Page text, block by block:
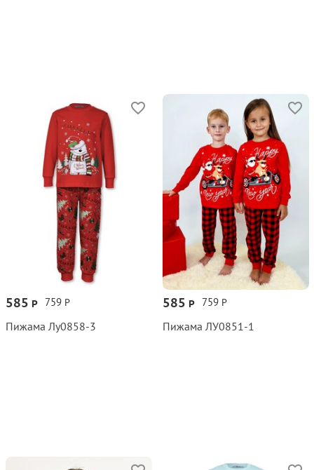
759 Р
585 Р
Пижама Лу0858‑3
759 Р
585 Р
Пижама ЛУ0851‑1